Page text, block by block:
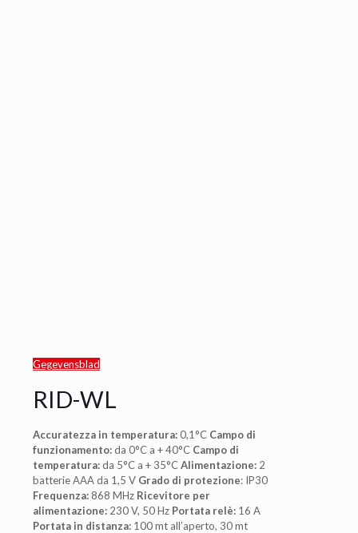
Gegevensblad
RID-WL
Accuratezza in temperatura:0,1°C Campo di
funzionamento:da 0°C a + 40°C Campo di
temperatura:da 5°C a + 35°CAlimentazione: 2
batterie AAA da 1,5 V Grado di protezione: IP30
Frequenza: 868 MHz Ricevitore per
alimentazione: 230 V, 50 Hz Portata relè: 16 A
Portata in distanza: 100 mt all’aperto, 30 mt